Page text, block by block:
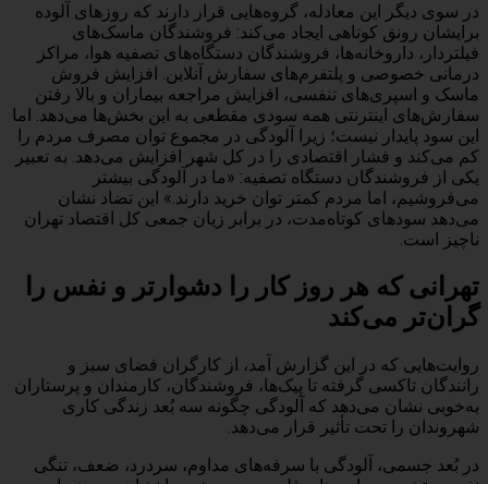
در سوی دیگر این معادله، گروه‌هایی قرار دارند که روزهای آلوده
برایشان رونق کوتاهی ایجاد می‌کند: فروشندگان ماسک‌های
فیلتردار، داروخانه‌ها، فروشندگان دستگاه‌های تصفیه هوا، مراکز
درمانی خصوصی و پلتفرم‌های سفارش آنلاین. افزایش فروش
ماسک و اسپری‌های تنفسی، افزایش مراجعه بیماران و بالا رفتن
سفارش‌های اینترنتی همه سودی مقطعی به این بخش‌ها می‌دهد. اما
این سود پایدار نیست؛ زیرا آلودگی در مجموع توان مصرف مردم را
کم می‌کند و فشار اقتصادی را در کل شهر افزایش می‌دهد. به تعبیر
یکی از فروشندگان دستگاه تصفیه: «ما در آلودگی بیشتر
می‌فروشیم، اما مردم کمتر توان خرید دارند.» این تضاد نشان
می‌دهد سودهای کوتاه‌مدت، در برابر زیان جمعی کل اقتصاد تهران
ناچیز است.
تهرانی که هر روز کار را دشوارتر و نفس را
گران‌تر می‌کند
روایت‌هایی که در این گزارش آمد، از کارگران فضای سبز و
رانندگان تاکسی گرفته تا پیک‌ها، فروشندگان، کارمندان و پرستاران
به‌خوبی نشان می‌دهد که آلودگی چگونه سه بُعد زندگی کاری
شهروندان را تحت تأثیر قرار می‌دهد.
در بُعد جسمی، آلودگی با سرفه‌های مداوم، سردرد، ضعف، تنگی